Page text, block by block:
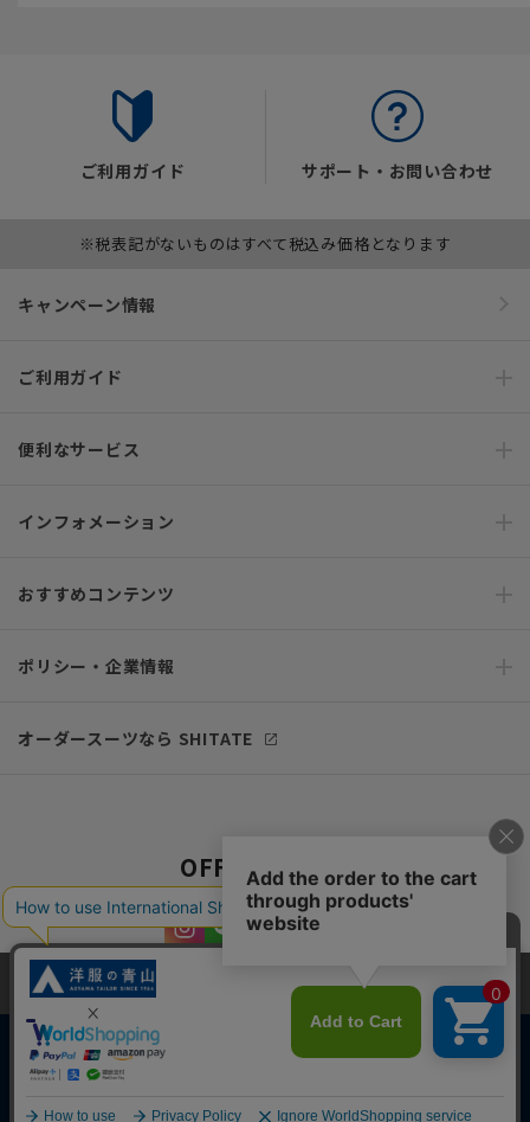
ご利用ガイド サポート・お問い合わせ
※税表記がないものはすべて税込み価格となります
キャンペーン情報
ご利用ガイド
便利なサービス
インフォメーション
おすすめコンテンツ
ポリシー・企業情報
オーダースーツなら SHITATE
OFFICIAL SNS
Copyright © AOYAMA TRADING Co.,Ltd. All Rights Reserved
当サイトでは、快適な閲覧体験とコンテンツ改善のためにCookieを使用
しています。閲覧を続けることで、Cookieの使用に同意したものとみな
します。詳細については
同意して閉じる